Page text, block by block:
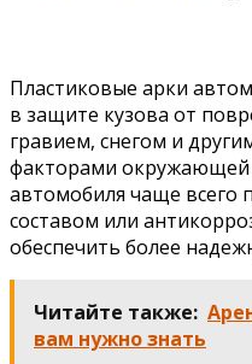
Пластиковые арки
в защите кузова от
гравием, снегом и
факторами окружающей
автомобиля чаще всего
составом или
обеспечить более
Читайте также:
вам нужно знать